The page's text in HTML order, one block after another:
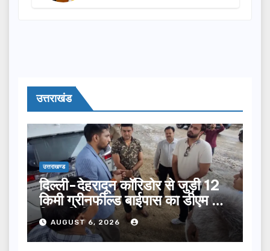
निर्देश
उत्तराखंड
उत्तराखण्ड
दिल्ली-देहरादून कॉरिडोर से जुड़ी 12
किमी ग्रीनफील्ड बाईपास का डीएम ने
किया निरीक्षण…
AUGUST 6, 2026